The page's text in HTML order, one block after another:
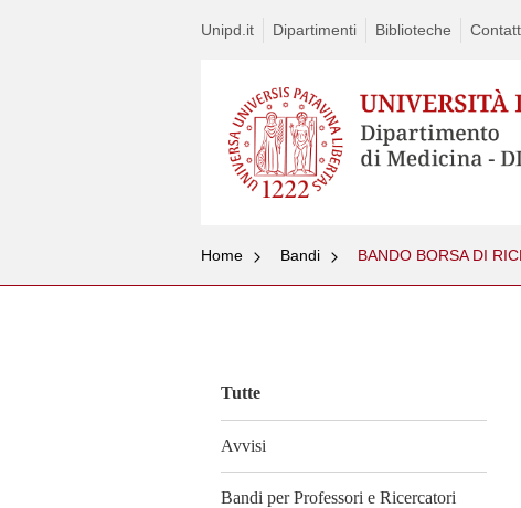
Unipd.it Dipartimenti Biblioteche
Home Bandi BANDO BORSA DI
Tutte
Avvisi
Bandi per Professori e Ricercatori